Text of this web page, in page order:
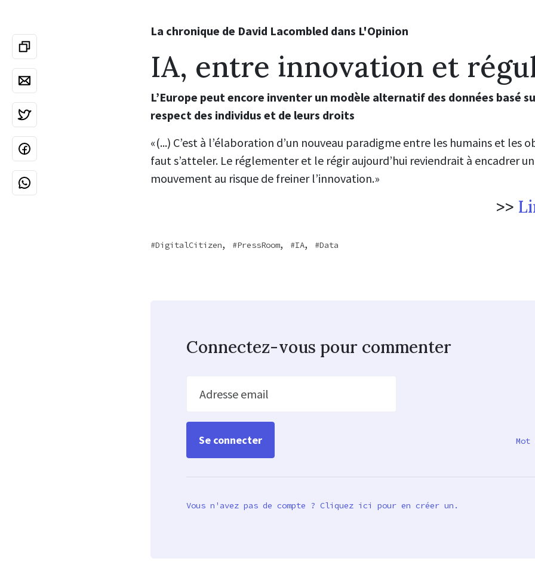
La chronique de David Lacombled dans L'Opinion
IA, entre innovation et
L’Europe peut encore inventer un modèle alternatif des données basé
respect des individus et de leurs droits
«(...) C’est à l’élaboration d’un nouveau paradigme entre les humains et les
faut s’atteler. Le réglementer et le régir aujourd’hui reviendrait à encadrer
mouvement au risque de freiner l’innovation.»
>>
DigitalCitizen, PressRoom, IA, Data
Connectez-vous pour commenter
Adresse email
Mot
Vous n'avez pas de compte ? Cliquez ici pour en créer un.